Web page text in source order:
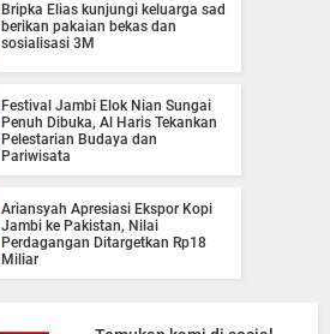
Bripka Elias kunjungi keluarga sad
berikan pakaian bekas dan
sosialisasi 3M
Festival Jambi Elok Nian Sungai
Penuh Dibuka, Al Haris Tekankan
Pelestarian Budaya dan
Pariwisata
Ariansyah Apresiasi Ekspor Kopi
Jambi ke Pakistan, Nilai
Perdagangan Ditargetkan Rp18
Miliar